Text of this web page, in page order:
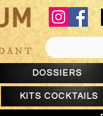
DOSSIERS
KITS COCKTAILS